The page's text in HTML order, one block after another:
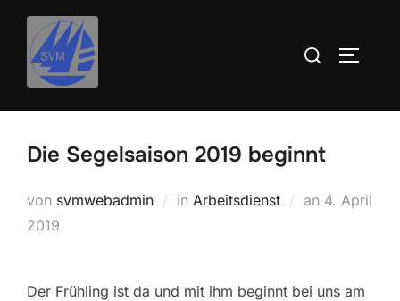
springen
Zum
Inhalt
springen
Suchen
Die Segelsaison 2019 beginnt
von svmwebadmin in Arbeitsdienst an 4. April
2019
Der Frühling ist da und mit ihm beginnt bei uns am